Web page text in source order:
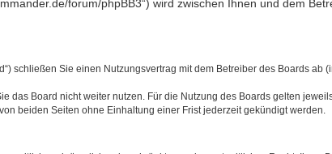
forum/phpBB3“) wird zwischen Ihnen und dem
schließen Sie einen Nutzungsvertrag mit dem Betreiber des Boards ab
das Board nicht weiter nutzen. Für die Nutzung des Boards gelten
beiden Seiten ohne Einhaltung einer Frist jederzeit gekündigt werden.